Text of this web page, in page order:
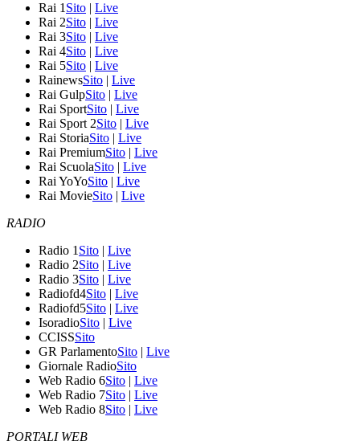
Rai 1 Sito | Live
Rai 2Sito | Live
Rai 3Sito | Live
Rai 4Sito | Live
Rai 5Sito | Live
RainewsSito | Live
Rai GulpSito | Live
Rai SportSito | Live
Rai Sport 2Sito | Live
Rai StoriaSito | Live
Rai PremiumSito | Live
Rai ScuolaSito | Live
Rai YoYoSito | Live
Rai MovieSito | Live
RADIO
Radio 1 Sito | Live
Radio 2Sito | Live
Radio 3Sito | Live
Radiofd4Sito | Live
Radiofd5Sito | Live
IsoradioSito | Live
CCISSSito
GR ParlamentoSito | Live
Giornale RadioSito
Web Radio 6Sito | Live
Web Radio 7Sito | Live
Web Radio 8Sito | Live
PORTALI WEB